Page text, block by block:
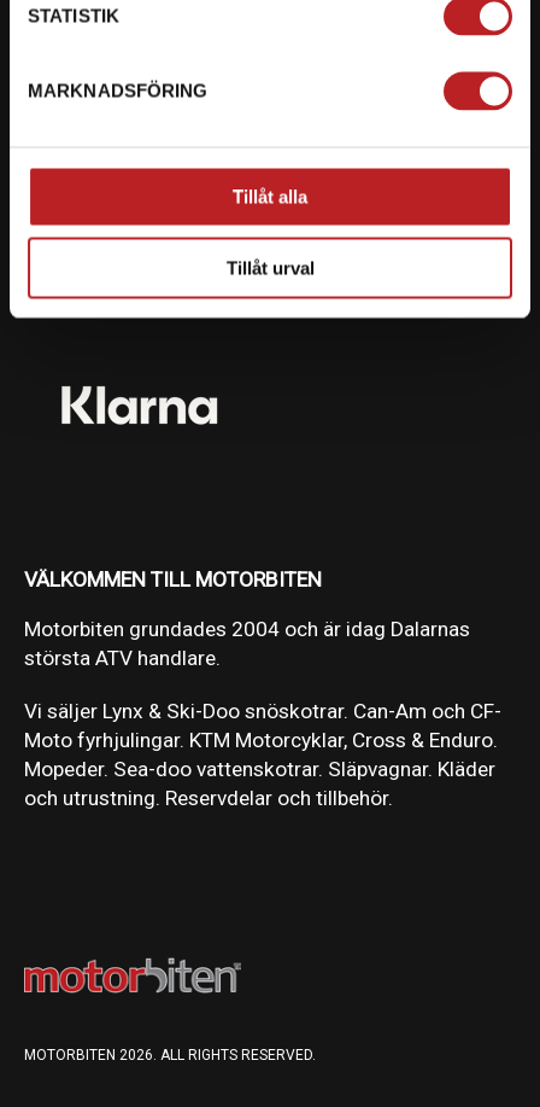
STATISTIK
MARKNADSFÖRING
Tillåt alla
Tillåt urval
Ryckepungsvägen 3, 79177 Falun
Vi erbjuder flera olika betalsätt. Dina köp är alltid
skyddade med krypteringsteknik.
VÄLKOMMEN TILL MOTORBITEN
Motorbiten grundades 2004 och är idag Dalarnas
största ATV handlare.
Vi säljer Lynx & Ski-Doo snöskotrar. Can-Am och CF-
Moto fyrhjulingar. KTM Motorcyklar, Cross & Enduro.
Mopeder. Sea-doo vattenskotrar. Släpvagnar. Kläder
och utrustning. Reservdelar och tillbehör.
MOTORBITEN 2026. ALL RIGHTS RESERVED.